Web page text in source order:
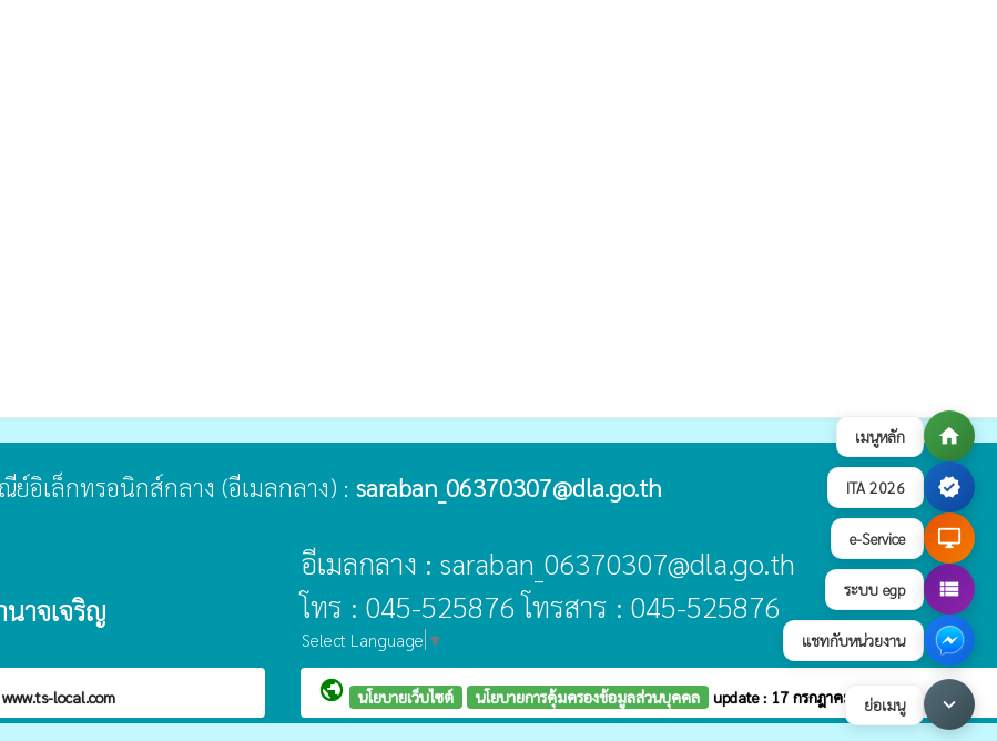
เมนูหลัก home
ITA 2026 verified
e-Service desktop_windows
ระบบ egp view_list
แชทกับหน่วยงาน
ย่อเมนู keyboard_arrow_down
ย์อิเล็กทรอนิกส์กลาง (อีเมลกลาง) : saraban_06370307@dla.go.th
าจเจริญ
อีเมลกลาง : saraban_06370307@dla.go.th
โทร : 045-525876 โทรสาร : 045-525876
Select Language ▼
www.ts-local.com public นโยบายเว็บไซต์ นโยบายการคุ้มครองข้อมูลส่วนบุคคล update : 17 กรกฎาคม 2569